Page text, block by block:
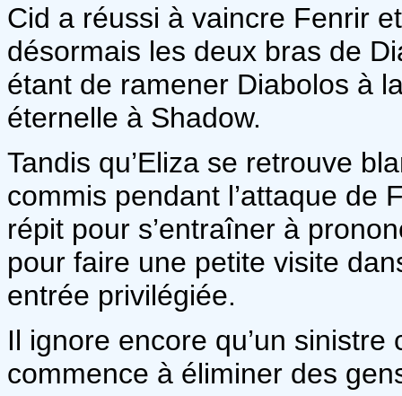
Cid a réussi à vaincre Fenrir
désormais les deux bras de
étant de ramener Diabolos à
éternelle à Shadow.
Tandis qu’Eliza se retrouve
commis pendant l’attaque de
répit pour s’entraîner à
pour faire une petite visite
entrée privilégiée.
Il ignore encore qu’un
commence à éliminer des